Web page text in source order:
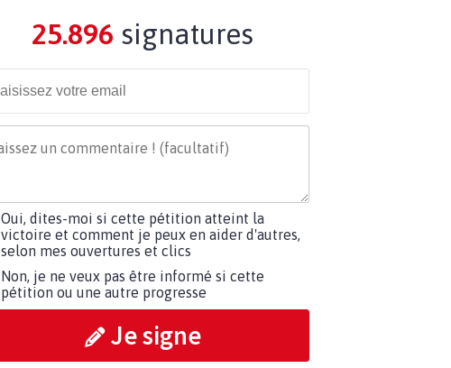
25.896 signatures
Oui, dites-moi si cette pétition atteint la
victoire et comment je peux en aider d'autres,
selon mes ouvertures et clics
Non, je ne veux pas être informé si cette
pétition ou une autre progresse
Je signe